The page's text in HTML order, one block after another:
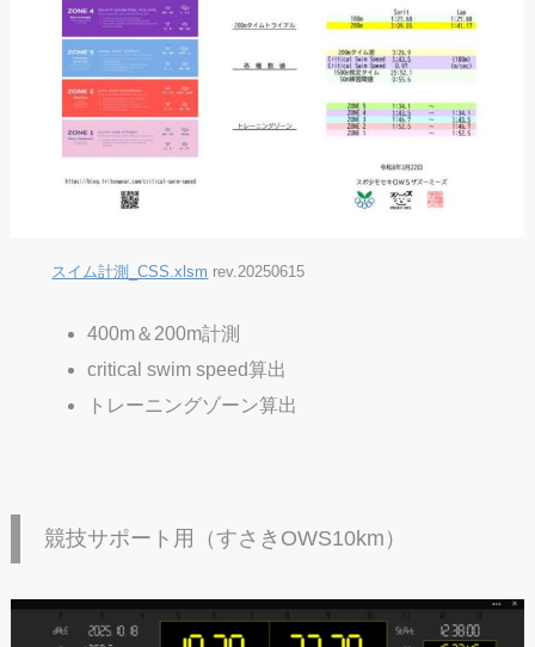
スイム計測_CSS.xlsm rev.20250615
400m＆200m計測
critical swim speed算出
トレーニングゾーン算出
競技サポート用（すさきOWS10km）